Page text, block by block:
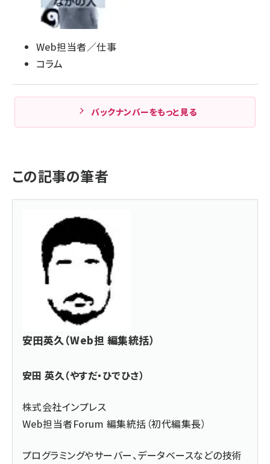
Web担当者／仕事
コラム
バックナンバーをもっと見る
この記事の筆者
安田英久（Web担 編集統括）
安田 英久（やすだ・ひでひさ）
株式会社インプレス
Web担当者Forum 編集統括（初代編集長）
プログラミングやサーバー、データベースなどの技術